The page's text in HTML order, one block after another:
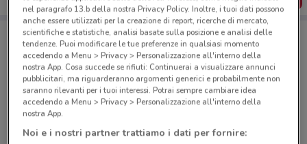
Negozi Sigma a Busto Arsizio
nel paragrafo 13.b della nostra Privacy Policy. Inoltre, i tuoi dati possono
anche essere utilizzati per la creazione di report, ricerche di mercato,
scientifiche e statistiche, analisi basate sulla posizione e analisi delle
tendenze. Puoi modificare le tue preferenze in qualsiasi momento
accedendo a Menu > Privacy > Personalizzazione all'interno della
nostra App. Cosa succede se rifiuti: Continuerai a visualizzare annunci
pubblicitari, ma riguarderanno argomenti generici e probabilmente non
saranno rilevanti per i tuoi interessi. Potrai sempre cambiare idea
accedendo a Menu > Privacy > Personalizzazione all'interno della
nostra App.
Noi e i nostri partner trattiamo i dati per fornire: